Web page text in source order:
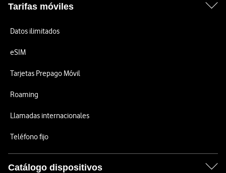
Tarifas móviles
Datos ilimitados
eSIM
Tarjetas Prepago Móvil
Roaming
Llamadas internacionales
Teléfono fijo
Catálogo dispositivos